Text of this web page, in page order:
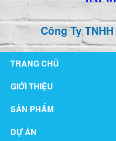
Công Ty
TRANG CHỦ
GIỚI THIỆU
SẢN PHẨM
DỰ ÁN